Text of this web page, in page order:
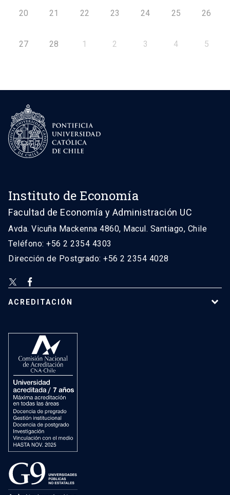
20 21 22 23 24 25 26
27 28 1 2 3 4 5
Instituto de Economía
Facultad de Economía y Administración UC
Avda. Vicuña Mackenna 4860, Macul. Santiago, Chile
Teléfono: +56 2 2354 4303
Dirección de Postgrado: +56 2 2354 4028
ACREDITACIÓN